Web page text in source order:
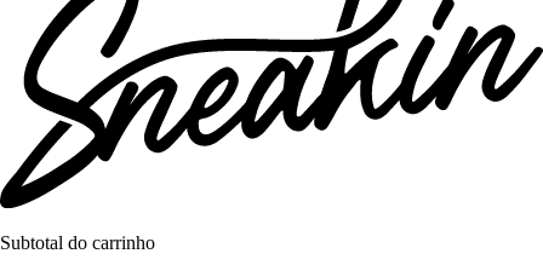
Subtotal do carrinho